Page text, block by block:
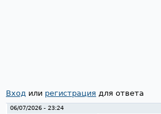
Вход или регистрация для ответа
06/07/2026 - 23:24